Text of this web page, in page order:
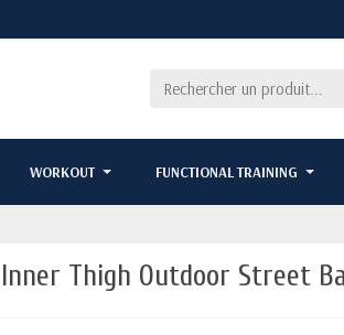
WORKOUT FUNCTIONAL TRAINING
Inner Thigh Outdoor Street